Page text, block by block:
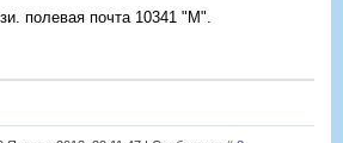
полевая почта 10341 "М".